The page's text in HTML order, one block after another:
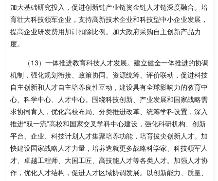
加大基础研究投入，促进创新链产业链资金链人才链深度融合。培
育壮大科技领军企业，支持高新技术企业和科技型中小企业发展，
提高企业研发费用加计扣除比例。加大政府采购自主创新产品力
度。
（13）一体推进教育科技人才发展。建立健全一体推进的协调
机制，强化规划衔接、政策协同、资源统筹、评价联动，促进科技
自主创新和人才自主培养良性互动，建设具有全球影响力的教育中
心、科学中心、人才中心。围绕科技创新、产业发展和国家战略需
求协同育人，优化高校布局、分类推进改革、统筹学科设置，深入
推进“双一流”高校和国家交叉学科中心建设，强化科研机构、创新
平台、企业、科技计划人才集聚培养功能，培育拔尖创新人才。加
快建设国家战略人才力量，培养造就更多战略科学家、科技领军人
才、卓越工程师、大国工匠、高技能人才等各类人才。加强人才协
作，优化人才结构，促进人才区域协调发展。以创新能力、质量、